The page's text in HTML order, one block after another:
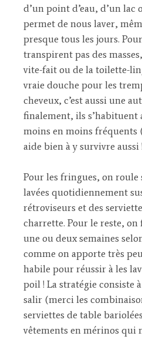
d’un point d’eau, d’un
permet de nous laver,
presque tous les jours.
transpirent pas des
vite-fait ou de la toilette-
vraie douche pour les
cheveux, c’est aussi une
finalement, ils s’habituent
moins en moins fréquents
aide bien à y survivre aussi
Pour les fringues, on roule
lavées quotidiennement
rétroviseurs et des
charrette. Pour le reste, on
une ou deux semaines
comme on apporte très
habile pour réussir à les
poil ! La stratégie consiste
salir (merci les
serviettes de table
vêtements en mérinos qui